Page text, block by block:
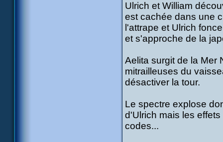
Ulrich et William
est cachée dans une
l'attrape et Ulrich
et s'approche de la
Aelita surgit de la Mer
mitrailleuses du
désactiver la tour.
Le spectre explose
d'Ulrich mais les
codes...